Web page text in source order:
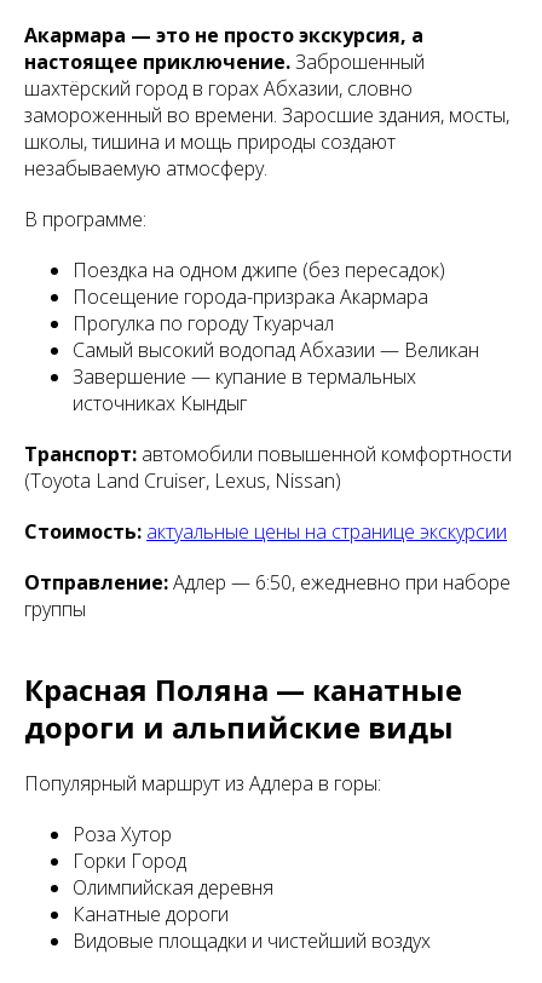
Акармара — это не просто экскурсия, а
настоящее приключение.Заброшенный
шахтёрский город в горах Абхазии, словно
замороженный во времени. Заросшие здания, мосты,
школы, тишина и мощь природы создают
незабываемую атмосферу.
В программе:
Поездка на одном джипе (без пересадок)
Посещение города-призрака Акармара
Прогулка по городу Ткуарчал
Самый высокий водопад Абхазии — Великан
Завершение — купание в термальных
источниках Кындыг
Транспорт: автомобили повышенной комфортности
(Toyota Land Cruiser, Lexus, Nissan)
Стоимость: актуальные цены на странице экскурсии
Отправление:Адлер — 6:50, ежедневно при наборе
группы
Красная Поляна — канатные
дороги и альпийские виды
Популярный маршрут из Адлера в горы:
Роза Хутор
Горки Город
Олимпийская деревня
Канатные дороги
Видовые площадки и чистейший воздух